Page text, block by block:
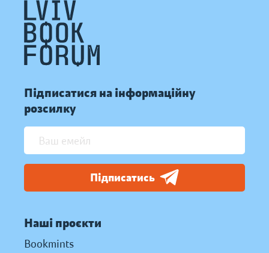
Підписатися на інформаційну
розсилку
Підписатись
Наші проєкти
Bookmints